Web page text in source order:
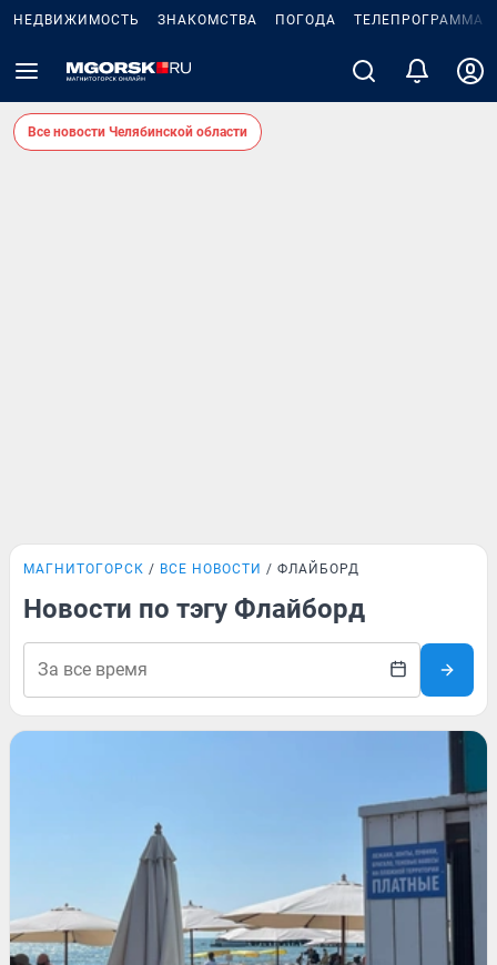
НЕДВИЖИМОСТЬ ЗНАКОМСТВА ПОГОДА ТЕЛЕПРОГРАММА
Все новости Челябинской области
МАГНИТОГОРСК ВСЕ НОВОСТИ ФЛАЙБОРД
Новости по тэгу Флайборд